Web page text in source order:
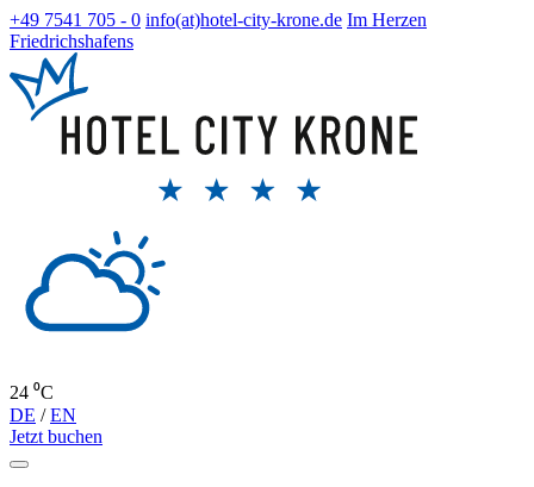
+49 7541 705 - 0 info(at)hotel-city-krone.de Im Herzen
Friedrichshafens
24 ⁰C
DE /EN
Jetzt buchen